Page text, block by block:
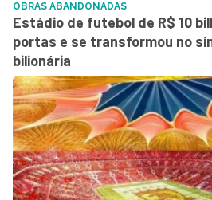
OBRAS ABANDONADAS
Estádio de futebol de R$ 10
portas e se transformou no
bilionária